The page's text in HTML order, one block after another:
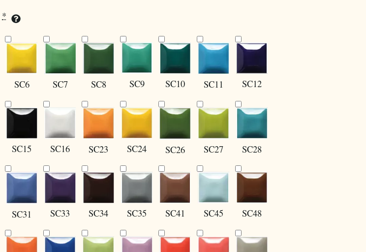
*
SC6 SC7 SC8 SC9 SC10 SC11 SC12
SC15 SC16 SC23 SC24 SC26 SC27 SC28
SC31 SC33 SC34 SC35 SC41 SC45 SC48